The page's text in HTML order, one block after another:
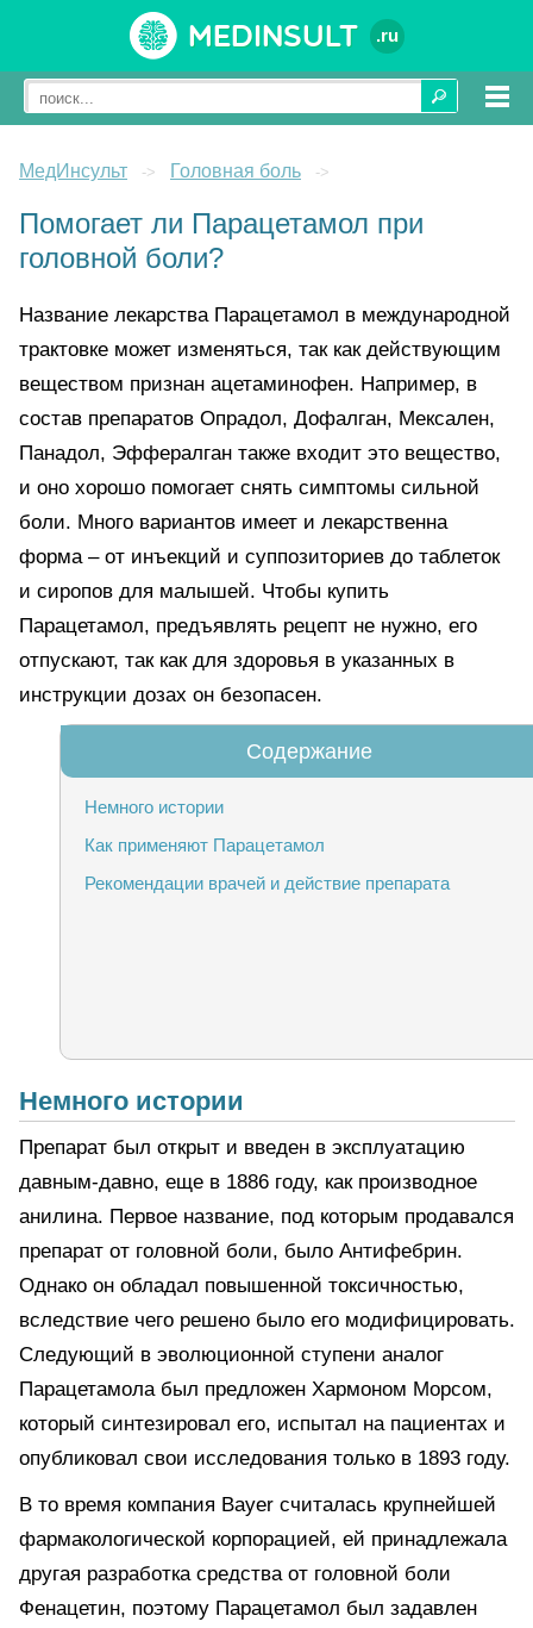
Medinsult .ru
МедИнсульт -> Головная боль ->
Помогает ли Парацетамол при
головной боли?
Название лекарства Парацетамол в международной
трактовке может изменяться, так как действующим
веществом признан ацетаминофен. Например, в
состав препаратов Опрадол, Дофалган, Мексален,
Панадол, Эффералган также входит это вещество,
и оно хорошо помогает снять симптомы сильной
боли. Много вариантов имеет и лекарственна
форма – от инъекций и суппозиториев до таблеток
и сиропов для малышей. Чтобы купить
Парацетамол, предъявлять рецепт не нужно, его
отпускают, так как для здоровья в указанных в
инструкции дозах он безопасен.
Немного истории
Как применяют Парацетамол
Рекомендации врачей и действие препарата
Немного истории
Препарат был открыт и введен в эксплуатацию
давным-давно, еще в 1886 году, как производное
анилина. Первое название, под которым продавался
препарат от головной боли, было Антифебрин.
Однако он обладал повышенной токсичностью,
вследствие чего решено было его модифицировать.
Следующий в эволюционной ступени аналог
Парацетамола был предложен Хармоном Морсом,
который синтезировал его, испытал на пациентах и
опубликовал свои исследования только в 1893 году.
В то время компания Bayer считалась крупнейшей
фармакологической корпорацией, ей принадлежала
другая разработка средства от головной боли
Фенацетин, поэтому Парацетамол был задавлен